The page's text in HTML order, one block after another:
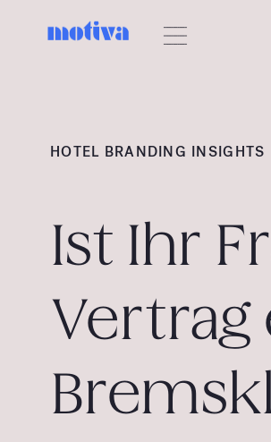
HOTEL BRANDING INSIGHTS
Ist Ihr
Vertrag